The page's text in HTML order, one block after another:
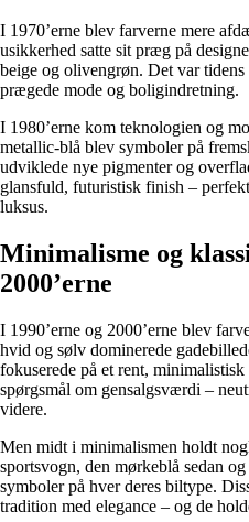
I 1970’erne blev farverne mere
usikkerhed satte sit præg på
beige og olivengrøn. Det var
prægede mode og boligindretning.
I 1980’erne kom teknologien og
metallic-blå blev symboler på
udviklede nye pigmenter og
glansfuld, futuristisk finish –
luksus.
Minimalisme og
2000’erne
I 1990’erne og 2000’erne blev
hvid og sølv dominerede
fokuserede på et rent,
spørgsmål om gensalgsværdi –
videre.
Men midt i minimalismen holdt
sportsvogn, den mørkeblå sedan
symboler på hver deres biltype.
tradition med elegance – og de